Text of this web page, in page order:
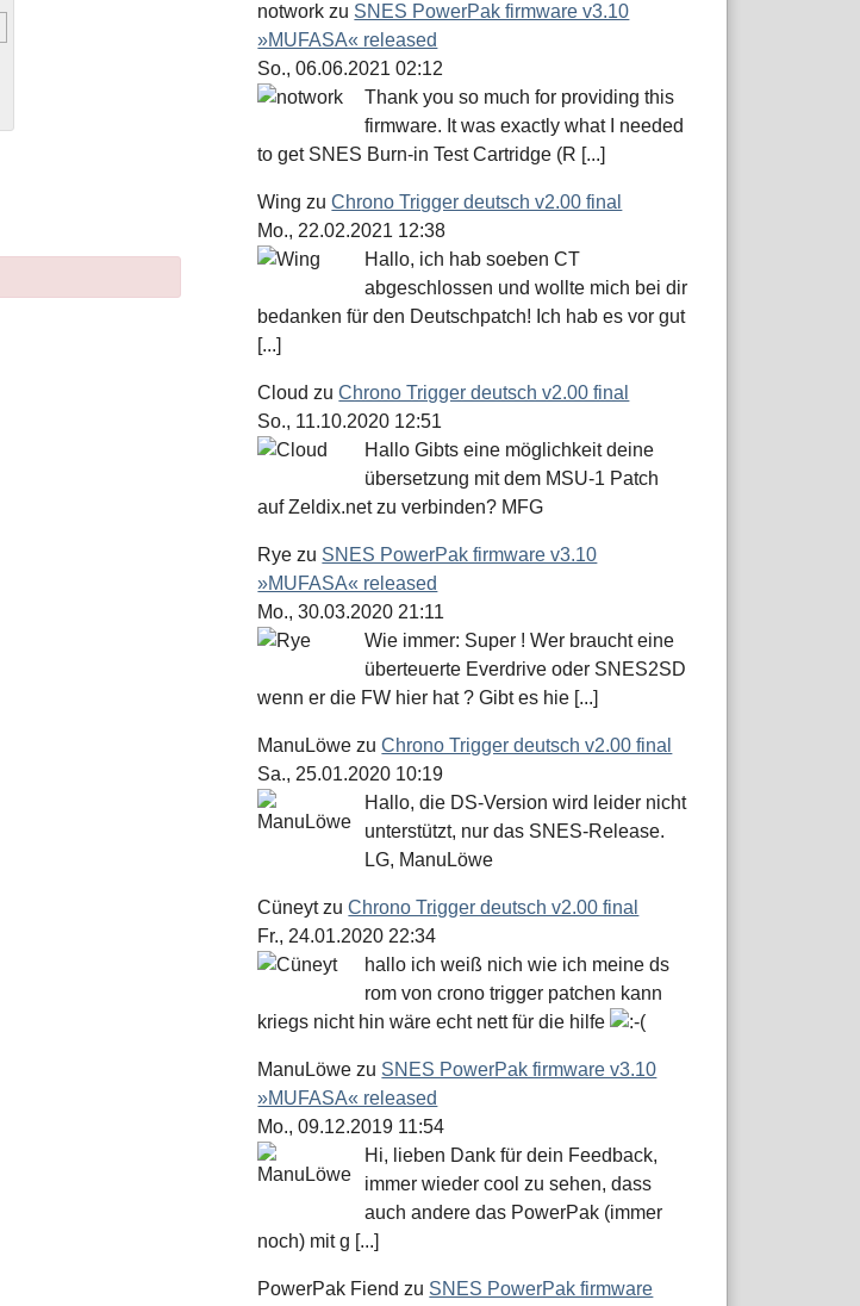
notwork zu SNES PowerPak firmware v3.10
»MUFASA« released
So., 06.06.2021 02:12
Thank you so much for providing this
firmware. It was exactly what I needed
to get SNES Burn-in Test Cartridge (R [...]
Wing zuChrono Trigger deutsch v2.00 final
Mo., 22.02.2021 12:38
Hallo, ich hab soeben CT
abgeschlossen und wollte mich bei dir
bedanken für den Deutschpatch! Ich hab es vor gut
[...]
Cloud zuChrono Trigger deutsch v2.00 final
So., 11.10.2020 12:51
Hallo Gibts eine möglichkeit deine
übersetzung mit dem MSU-1 Patch
auf Zeldix.net zu verbinden? MFG
Rye zu SNES PowerPak firmware v3.10
»MUFASA« released
Mo., 30.03.2020 21:11
Wie immer: Super ! Wer braucht eine
überteuerte Everdrive oder SNES2SD
wenn er die FW hier hat ? Gibt es hie [...]
ManuLöwe zuChrono Trigger deutsch v2.00 final
Sa., 25.01.2020 10:19
Hallo, die DS-Version wird leider nicht
unterstützt, nur das SNES-Release.
LG, ManuLöwe
CüneytzuChrono Trigger deutsch v2.00 final
Fr., 24.01.2020 22:34
hallo ich weiß nich wie ich meine ds
rom von crono trigger patchen kann
kriegs nicht hin wäre echt nett für die hilfe
ManuLöwe zu SNES PowerPak firmware v3.10
»MUFASA« released
Mo., 09.12.2019 11:54
Hi, lieben Dank für dein Feedback,
immer wieder cool zu sehen, dass
auch andere das PowerPak (immer
noch) mit g [...]
PowerPak Fiend zu SNES PowerPak firmware